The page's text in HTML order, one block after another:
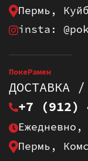
Пермь,
insta:
ПокеРамен
ДОСТАВКА
+7 (912)
Пермь,